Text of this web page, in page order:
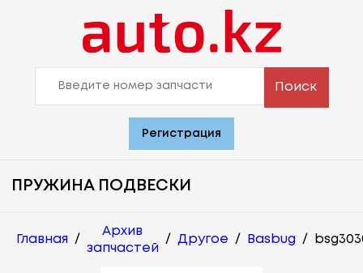
Поиск
Регистрация
ПРУЖИНА ПОДВЕСКИ
Главная /
Архив
запчастей
/ Другое / Basbug /